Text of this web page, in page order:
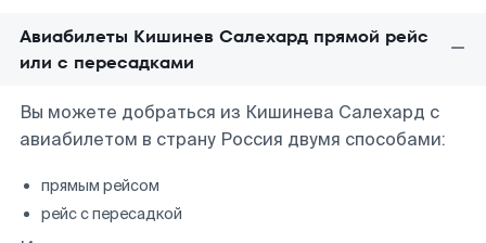
Авиабилеты Кишинев Салехард прямой рейс
или с пересадками
Вы можете добраться из Кишинева Салехард с
авиабилетом в страну Россия двумя способами:
прямым рейсом
рейс с пересадкой